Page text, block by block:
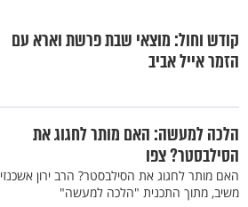
קודש וחול: מוצאי שבת פרשת וארא עם
הזמר אייל אביב
הלכה למעשה: האם מותר לחגוג את
הסילבסטר? צפו
האם מותר לחגוג את הסילבסטר? הרב ירון אשכנזי
משיב, מתוך התכנית "הלכה למעשה"